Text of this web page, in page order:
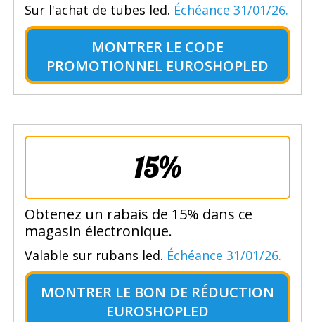
Sur l'achat de tubes led. Échéance 31/01/26.
MONTRER LE CODE
PROMOTIONNEL EUROSHOPLED
15%
Obtenez un rabais de 15% dans ce
magasin électronique.
Valable sur rubans led. Échéance 31/01/26.
MONTRER LE BON DE RÉDUCTION
EUROSHOPLED